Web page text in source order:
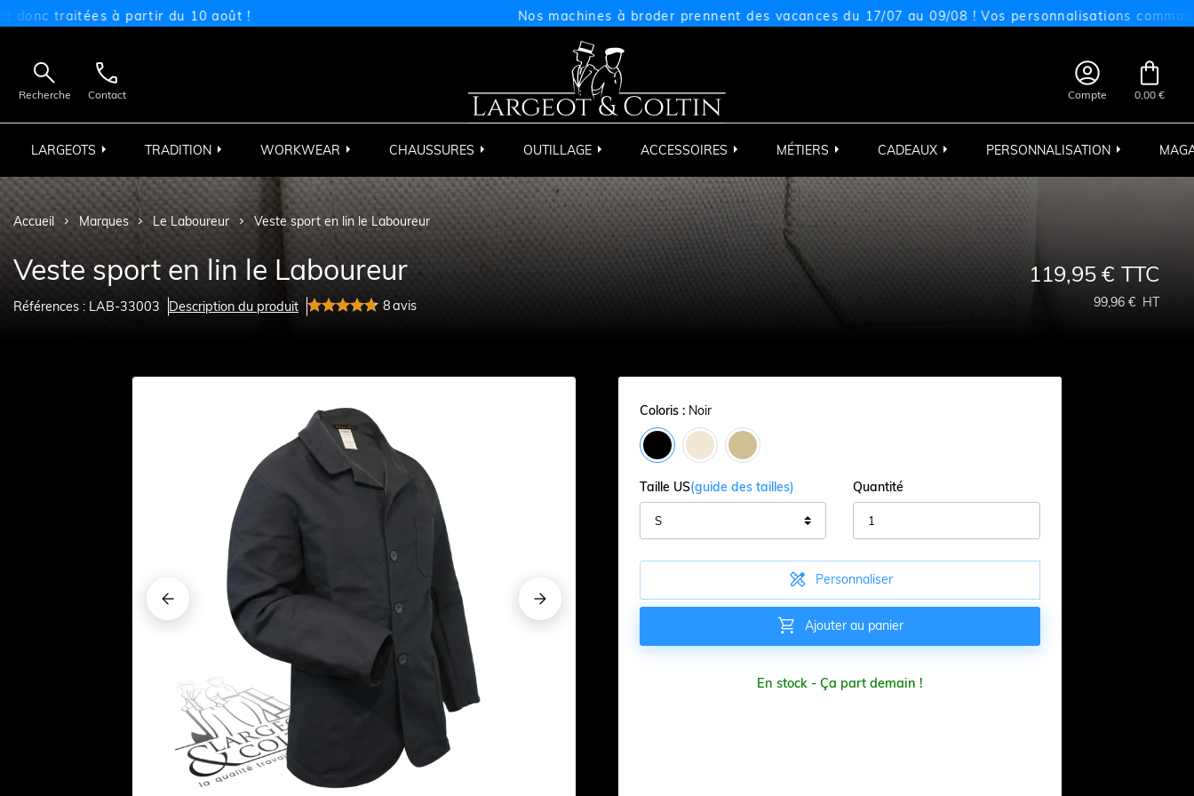
traitées à partir du 10 août ! Nos machines à broder prennent des vacances du 17/07 au 09/08 ! Vos personnalisations

Recherche

Contact

Compte

0,00 €
LARGEOTS TRADITION WORKWEAR CHAUSSURES OUTILLAGE ACCESSOIRES MÉTIERS CADEAUX PERSONNALISATION
Accueil Marques Le Laboureur Veste sport en lin le Laboureur
Veste sport en lin le Laboureur
Références : LAB-33003 Description du produit 8avis
119,95 € TTC
99,96 € HT
 
 
 
 
 
Coloris : Noir
Taille US(guide des tailles) Quantité
 Personnaliser
 Ajouter au panier
En stock - Ça part demain !